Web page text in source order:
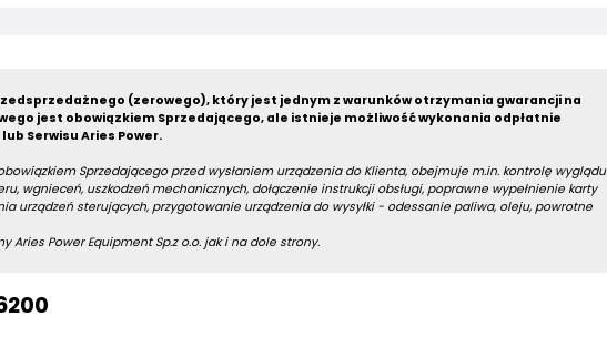
(zerowego), który jest jednym z warunków otrzymania gwarancji na
jest obowiązkiem Sprzedającego, ale istnieje możliwość wykonania odpłatnie
Serwisu Aries Power.
Sprzedającego przed wysłaniem urządzenia do Klienta, obejmuje m.in. kontrolę wyglądu
wgnieceń, uszkodzeń mechanicznych, dołączenie instrukcji obsługi, poprawne wypełnienie karty
urządzeń sterujących, przygotowanie urządzenia do wysyłki - odessanie paliwa, oleju, powrotne
Power Equipment Sp.z o.o. jak i na dole strony.